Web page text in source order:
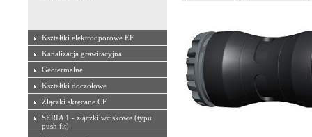
Kształtki elektrooporowe EF
Kanalizacja grawitacyjna
Geotermalne
Kształtki doczołowe
Złączki skręcane CF
SERIA 1 - złączki wciskowe (typu
push fit)